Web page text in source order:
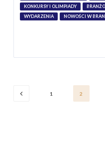
KONKURSY I OLIMPIADY
WYDARZENIA
NOWOŚCI W
1 2